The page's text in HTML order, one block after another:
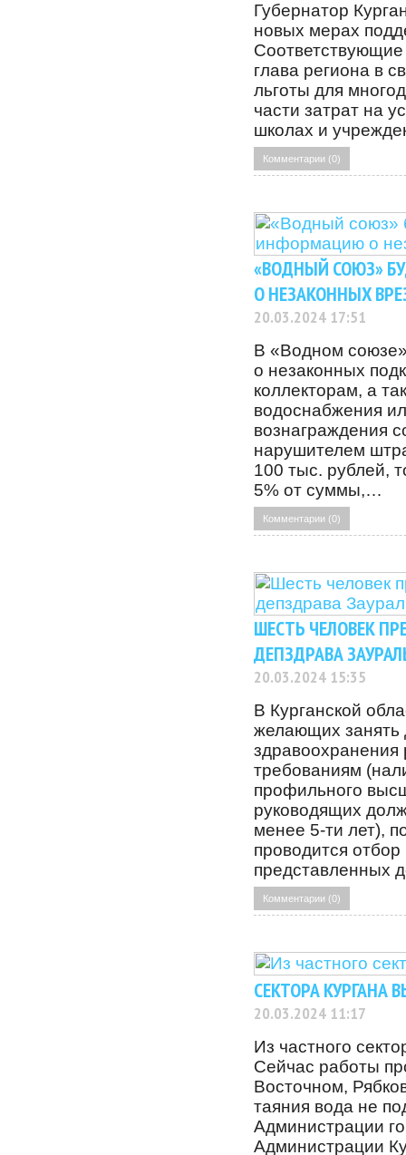
Губернатор
новых мерах
глава региона в
льготы для
части затрат на
школах и
Комментарии (0)
«ВОДНЫЙ СОЮЗ»
О НЕЗАКОННЫХ
20.03.2024 17:51
В «Водном
о незаконных
коллекторам, а
водоснабжения
вознаграждения
нарушителем
100 тыс. рублей,
5% от суммы,…
Комментарии (0)
ШЕСТЬ ЧЕЛОВЕК
ДЕПЗДРАВА
20.03.2024 15:35
В Курганской
желающих занять
здравоохранения
требованиям
профильного
руководящих
менее 5-ти лет),
проводится
представленных
Комментарии (0)
СЕКТОРА КУРГАНА
20.03.2024 11:17
Из частного
Сейчас работы
Восточном,
таяния вода не
Администрации
Администрации